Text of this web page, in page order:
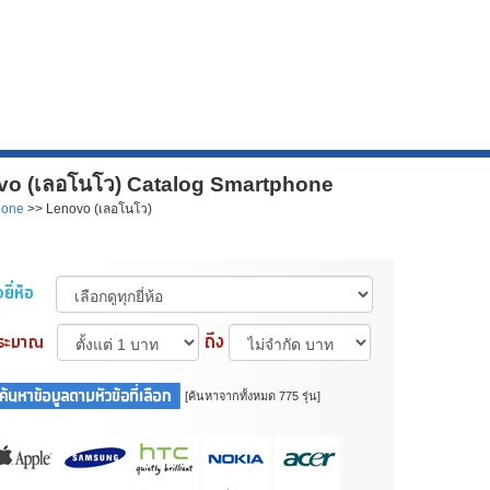
(เลอโนโว) Catalog Smartphone
>> Lenovo (เลอโนโว)
[ค้นหาจากทั้งหมด 775 รุ่น]